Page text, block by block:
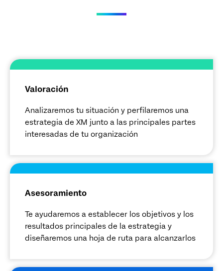
Valoración
Analizaremos tu situación y perfilaremos una
estrategia de XM junto a las principales partes
interesadas de tu organización
Asesoramiento
Te ayudaremos a establecer los objetivos y los
resultados principales de la estrategia y
diseñaremos una hoja de ruta para alcanzarlos